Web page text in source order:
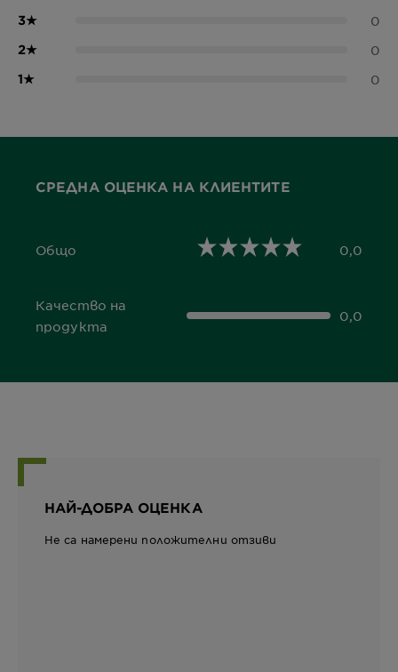
3★ 0
2★ 0
1★ 0
СРЕДНА ОЦЕНКА НА КЛИЕНТИТЕ
Общо
0,0 out of 5 stars 0,0
Качество на
продукта
0,0 out of 5 stars 0,0
НАЙ-ДОБРА ОЦЕНКА
Не са намерени положителни отзиви